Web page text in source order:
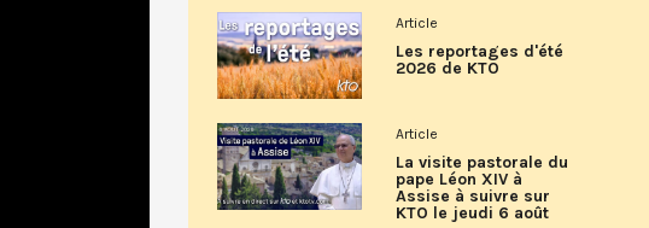
Article
Les reportages d'été
2026 de KTO
Article
La visite pastorale du
pape Léon XIV à
Assise à suivre sur
KTO le jeudi 6 août